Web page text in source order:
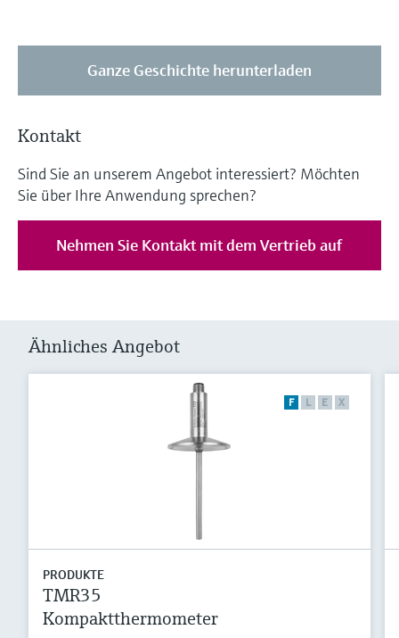
Ganze Geschichte herunterladen
Kontakt
Sind Sie an unserem Angebot interessiert? Möchten
Sie über Ihre Anwendung sprechen?
Nehmen Sie Kontakt mit dem Vertrieb auf
Ähnliches Angebot
F L E X
PRODUKTE
TMR35
Kompaktthermometer